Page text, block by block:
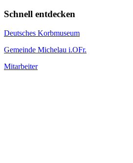
Schnell entdecken
Deutsches Korbmuseum
Gemeinde Michelau i.OFr.
Mitarbeiter